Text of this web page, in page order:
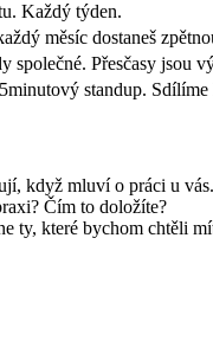
Každý týden.
měsíc dostaneš
společné. Přesčasy jsou
standup. Sdílíme
když mluví o práci u vás.
Čím to doložíte?
ty, které bychom chtěli